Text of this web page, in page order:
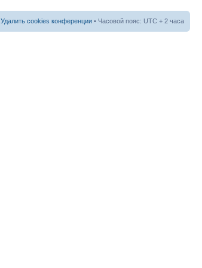
Удалить cookies конференции • Часовой пояс: UTC + 2 часа